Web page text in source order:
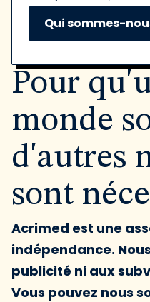
Qui sommes-
Pour
monde
d'autres
sont
Acrimed est une
indépendance.
publicité ni aux
Vous pouvez nous